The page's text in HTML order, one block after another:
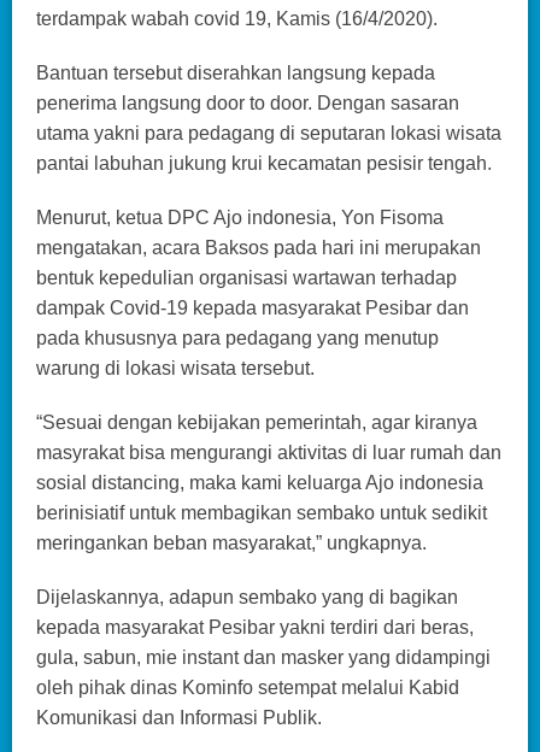
terdampak wabah covid 19, Kamis (16/4/2020).
Bantuan tersebut diserahkan langsung kepada
penerima langsung door to door. Dengan sasaran
utama yakni para pedagang di seputaran lokasi wisata
pantai labuhan jukung krui kecamatan pesisir tengah.
Menurut, ketua DPC Ajo indonesia, Yon Fisoma
mengatakan, acara Baksos pada hari ini merupakan
bentuk kepedulian organisasi wartawan terhadap
dampak Covid-19 kepada masyarakat Pesibar dan
pada khususnya para pedagang yang menutup
warung di lokasi wisata tersebut.
“Sesuai dengan kebijakan pemerintah, agar kiranya
masyrakat bisa mengurangi aktivitas di luar rumah dan
sosial distancing, maka kami keluarga Ajo indonesia
berinisiatif untuk membagikan sembako untuk sedikit
meringankan beban masyarakat,” ungkapnya.
Dijelaskannya, adapun sembako yang di bagikan
kepada masyarakat Pesibar yakni terdiri dari beras,
gula, sabun, mie instant dan masker yang didampingi
oleh pihak dinas Kominfo setempat melalui Kabid
Komunikasi dan Informasi Publik.